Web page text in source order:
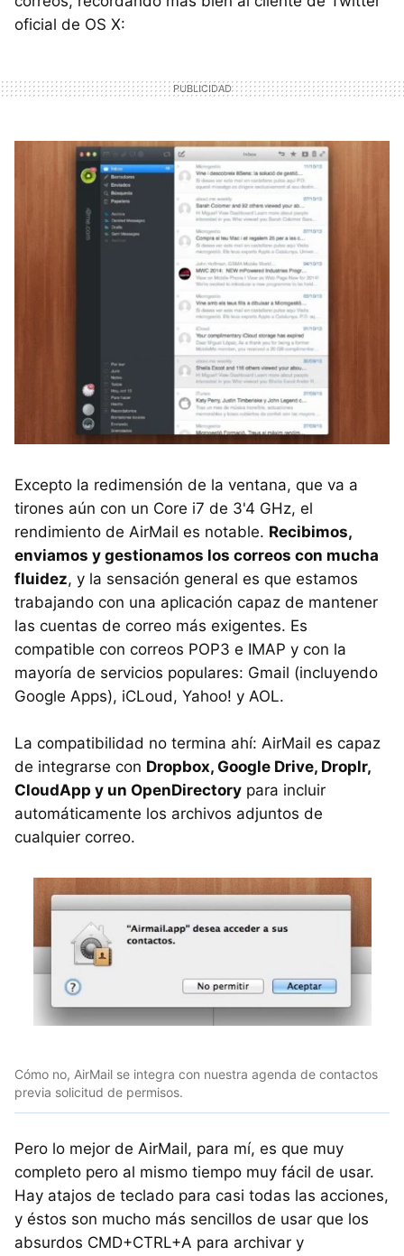
oficial de OS X:
Excepto la redimensión de la ventana, que va a
tirones aún con un Core i7 de 3'4 GHz, el
rendimiento de AirMail es notable. Recibimos,
enviamos y gestionamos los correos con mucha
fluidez, y la sensación general es que estamos
trabajando con una aplicación capaz de mantener
las cuentas de correo más exigentes. Es
compatible con correos POP3 e IMAP y con la
mayoría de servicios populares: Gmail (incluyendo
Google Apps), iCLoud, Yahoo! y AOL.
La compatibilidad no termina ahí: AirMail es capaz
de integrarse con Dropbox, Google Drive, Droplr,
CloudApp y un OpenDirectory para incluir
automáticamente los archivos adjuntos de
cualquier correo.
Cómo no, AirMail se integra con nuestra agenda de contactos
previa solicitud de permisos.
Pero lo mejor de AirMail, para mí, es que muy
completo pero al mismo tiempo muy fácil de usar.
Hay atajos de teclado para casi todas las acciones,
y éstos son mucho más sencillos de usar que los
absurdos CMD+CTRL+A para archivar y